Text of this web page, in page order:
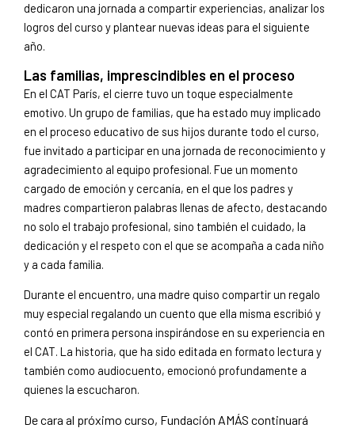
dedicaron una jornada a compartir experiencias, analizar los
logros del curso y plantear nuevas ideas para el siguiente
año.
Las familias, imprescindibles en el proceso
En el CAT París, el cierre tuvo un toque especialmente
emotivo. Un grupo de familias, que ha estado muy implicado
en el proceso educativo de sus hijos durante todo el curso,
fue invitado a participar en una jornada de reconocimiento y
agradecimiento al equipo profesional. Fue un momento
cargado de emoción y cercanía, en el que los padres y
madres compartieron palabras llenas de afecto, destacando
no solo el trabajo profesional, sino también el cuidado, la
dedicación y el respeto con el que se acompaña a cada niño
y a cada familia.
Durante el encuentro, una madre quiso compartir un regalo
muy especial regalando un cuento que ella misma escribió y
contó en primera persona inspirándose en su experiencia en
el CAT. La historia, que ha sido editada en formato lectura y
también como audiocuento, emocionó profundamente a
quienes la escucharon.
De cara al próximo curso, Fundación AMÁS continuará